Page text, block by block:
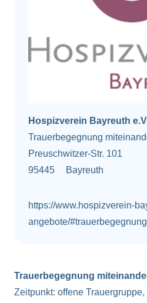
Hospizverein Bayreuth
Trauerbegegnung
Preuschwitzer-Str. 101
95445
Bayreuth
https://www.hospizverein-
angebote/
Trauerbegegnung
Zeitpunkt: offene